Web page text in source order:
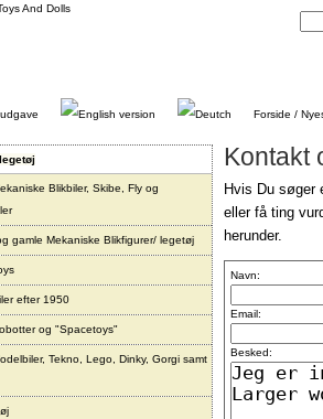
Forside /
Blikbiler, Skibe, Fly og
gamle Mekaniske Blikfigurer/ legetøj
efter 1950
og "Spacetoys"
Tekno, Lego, Dinky, Gorgi samt
Kontakt
Hvis Du
eller få ting
herunder.
Navn:
Email:
Besked: